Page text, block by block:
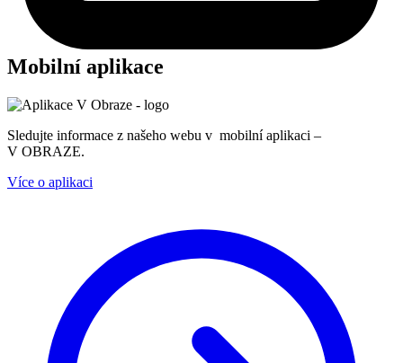
Mobilní aplikace
Sledujte informace z našeho webu v mobilní aplikaci –
V OBRAZE.
Více o aplikaci